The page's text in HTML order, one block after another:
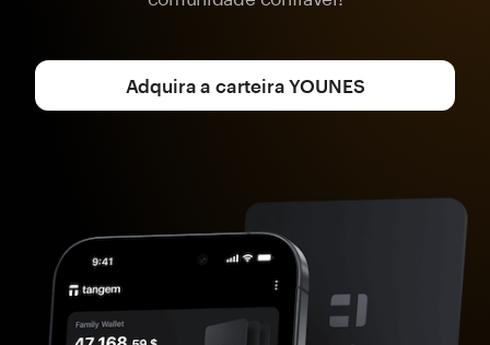
Adquira a carteira YOUNES